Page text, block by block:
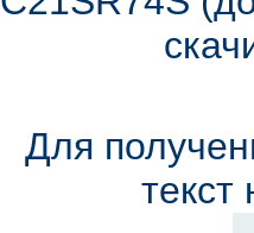
Для
текст